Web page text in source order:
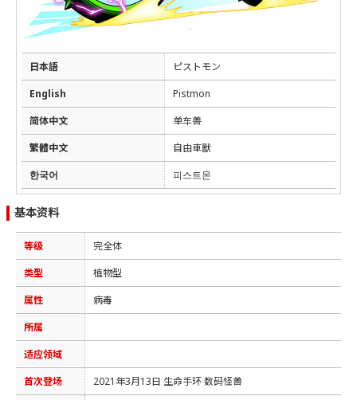
日本語
ピストモン
English
Pistmon
简体中文
单车兽
繁體中文
自由車獸
한국어
피스트몬
基本资料
等级
完全体
类型
植物型
属性
病毒
所属
适应领域
首次登场
2021年3月13日 生命手环 数码怪兽